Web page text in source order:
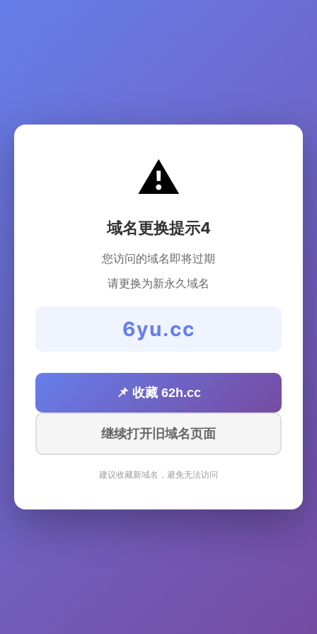
⚠️
域名更换提示4
您访问的域名即将过期
请更换为新永久域名
6yu.cc
📌 收藏 62h.cc
继续打开旧域名页面
建议收藏新域名，避免无法访问